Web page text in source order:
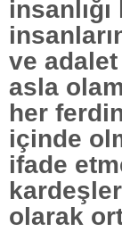
ve
asla
her
içinde
ifade
olarak